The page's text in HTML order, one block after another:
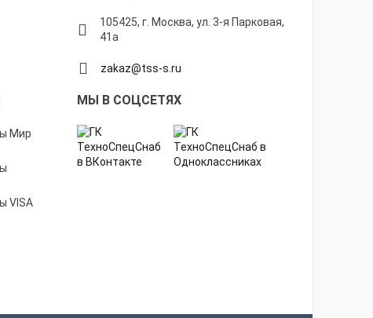
105425, г. Москва, ул. 3-я Парковая,
41а
zakaz@tss-s.ru
МЫ В СОЦСЕТЯХ